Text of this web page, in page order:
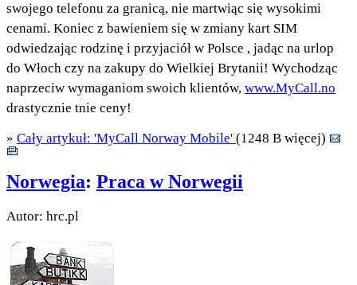
swojego telefonu za granicą, nie martwiąc się wysokimi
cenami. Koniec z bawieniem się w zmiany kart SIM
odwiedzając rodzinę i przyjaciół w Polsce , jadąc na urlop
do Włoch czy na zakupy do Wielkiej Brytanii! Wychodząc
naprzeciw wymaganiom swoich klientów, www.MyCall.no
drastycznie tnie ceny!
» Cały artykuł: 'MyCall Norway Mobile' (1248 B więcej)
Norwegia: Praca w Norwegii
Autor: hrc.pl